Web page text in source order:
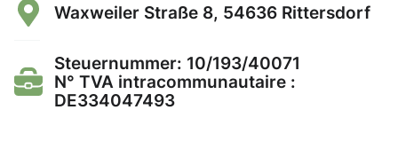
Waxweiler Straße 8, 54636 Rittersdorf
Steuernummer: 10/193/40071
N° TVA intracommunautaire :
DE334047493